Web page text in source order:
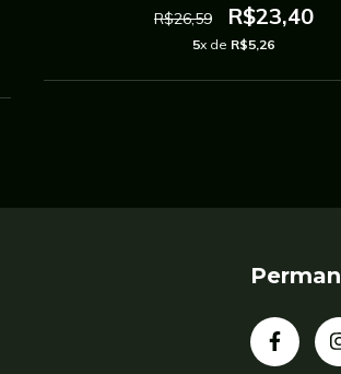
R$26,59 R$23,40
5x de R$5,26